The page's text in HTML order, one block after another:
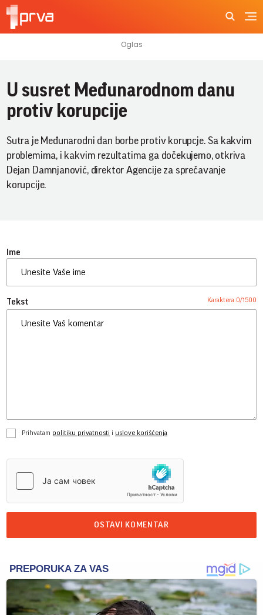
U susret Međunarodnom danu
protiv korupcije
Sutra je Međunarodni dan borbe protiv korupcje. Sa kakvim
problemima, i kakvim rezultatima ga dočekujemo, otkriva
Dejan Damnjanović, direktor Agencije za sprečavanje
korupcije.
Ime
Tekst Karaktera:0/1500
Prihvatam politiku privatnosti i uslove korišćenja
OSTAVI KOMENTAR